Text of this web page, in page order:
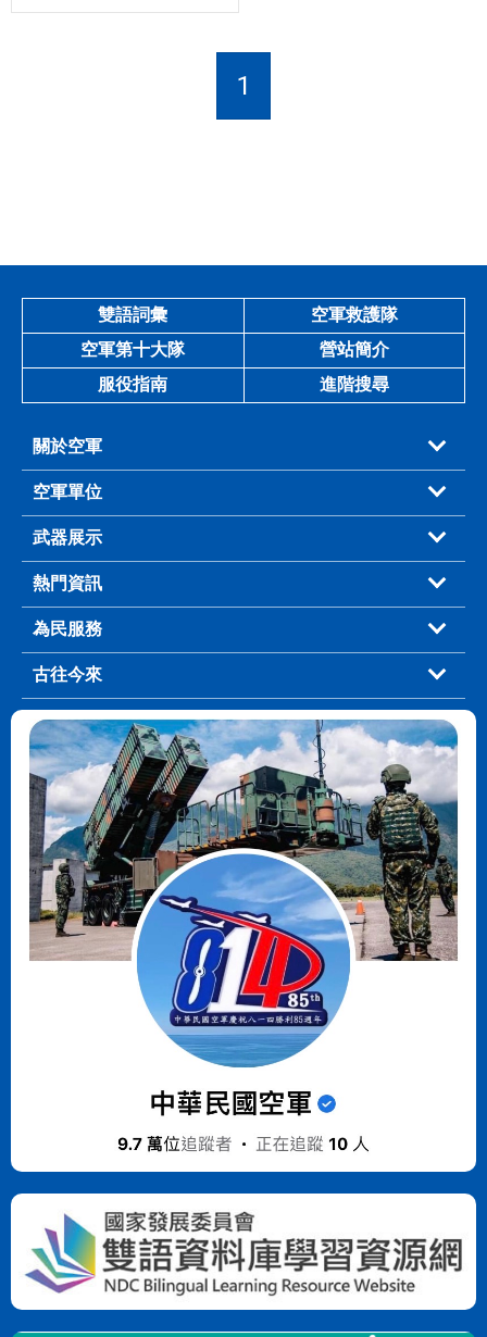
1
雙語詞彙
空軍救護隊
空軍第十大隊
營站簡介
服役指南
進階搜尋
關於空軍
空軍單位
武器展示
熱門資訊
為民服務
古往今來